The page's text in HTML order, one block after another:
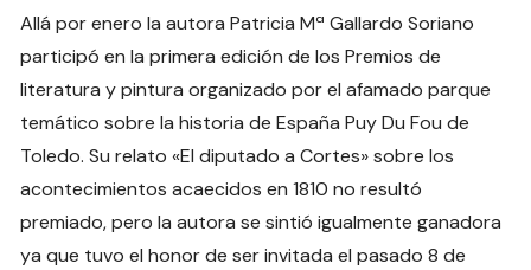
Allá por enero la autora Patricia Mª Gallardo Soriano
participó en la primera edición de los Premios de
literatura y pintura organizado por el afamado parque
temático sobre la historia de España Puy Du Fou de
Toledo. Su relato «El diputado a Cortes» sobre los
acontecimientos acaecidos en 1810 no resultó
premiado, pero la autora se sintió igualmente ganadora
ya que tuvo el honor de ser invitada el pasado 8 de